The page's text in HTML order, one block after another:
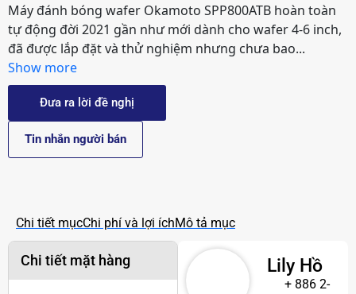
Máy đánh bóng wafer Okamoto SPP800ATB hoàn toàn
tự động đời 2021 gần như mới dành cho wafer 4-6 inch,
đã được lắp đặt và thử nghiệm nhưng chưa bao...
Show more
Đưa ra lời đề nghị
Tin nhắn người bán
Chi tiết mụcChi phí và lợi íchMô tả mục
Chi tiết mặt hàng Lily Hồ
+ 886 2-